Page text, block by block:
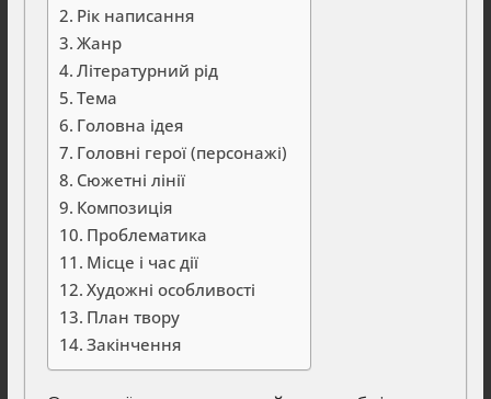
Рік написання
Жанр
Літературний рід
Тема
Головна ідея
Головні герої (персонажі)
Сюжетні лінії
Композиція
Проблематика
Місце і час дії
Художні особливості
План твору
Закінчення